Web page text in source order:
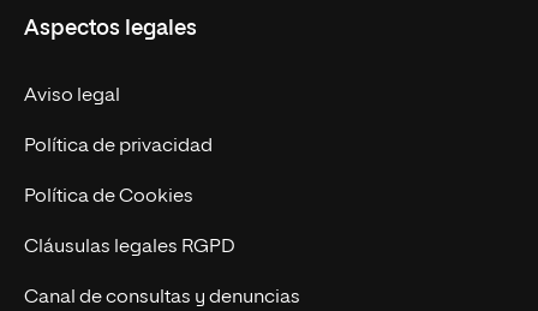
Trabaja en UNIR
Actualidad
Contacto
Aspectos legales
Aviso legal
Política de privacidad
Política de Cookies
Cláusulas legales RGPD
Canal de consultas y denuncias